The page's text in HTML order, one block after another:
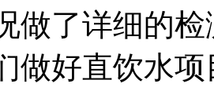
做了详细的
做好直饮水